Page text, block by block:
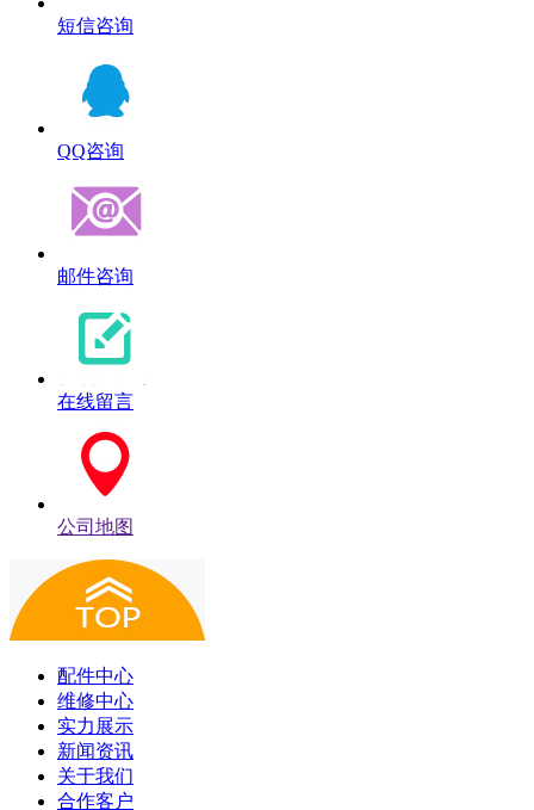
短信咨询
QQ咨询
邮件咨询
在线留言
公司地图
配件中心
维修中心
实力展示
新闻资讯
关于我们
合作客户